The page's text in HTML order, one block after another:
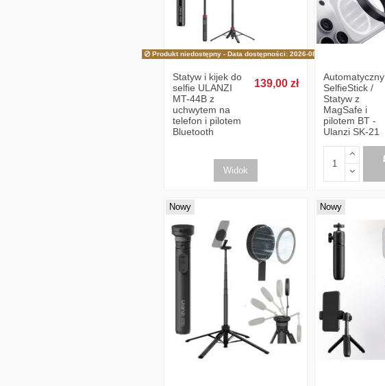
Produkt niedostępny - Data dostępności: 2026-08-25
Statyw i kijek do
selfie ULANZI
MT-44B z
uchwytem na
telefon i pilotem
Bluetooth
139,00 zł
Widok
Automatyczny
SelfieStick /
Statyw z
MagSafe i
pilotem BT -
Ulanzi SK-21
Nowy Nowy